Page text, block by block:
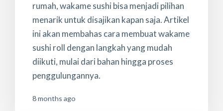
rumah, wakame sushi bisa menjadi pilihan
menarik untuk disajikan kapan saja. Artikel
ini akan membahas cara membuat wakame
sushi roll dengan langkah yang mudah
diikuti, mulai dari bahan hingga proses
penggulungannya.
8 months ago